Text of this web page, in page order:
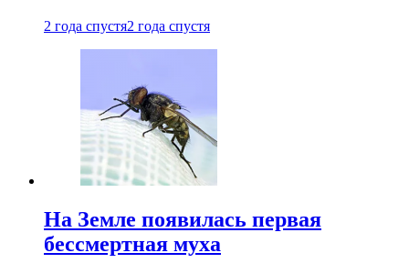
2 года спустя2 года спустя
На Земле появилась первая
бессмертная муха